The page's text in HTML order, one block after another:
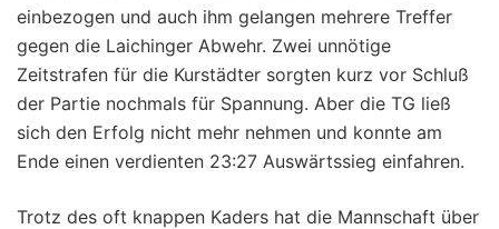
einbezogen und auch ihm gelangen mehrere Treffer
gegen die Laichinger Abwehr. Zwei unnötige
Zeitstrafen für die Kurstädter sorgten kurz vor Schluß
der Partie nochmals für Spannung. Aber die TG ließ
sich den Erfolg nicht mehr nehmen und konnte am
Ende einen verdienten 23:27 Auswärtssieg einfahren.
Trotz des oft knappen Kaders hat die Mannschaft über